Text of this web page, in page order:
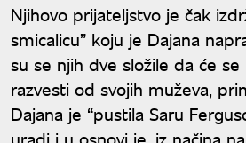
Njihovo prijateljstvo je čak
smicalicu” koju je Dajana
su se njih dve složile da će
razvesti od svojih muževa,
Dajana je “pustila Saru
uradi i u osnovi je, iz načina